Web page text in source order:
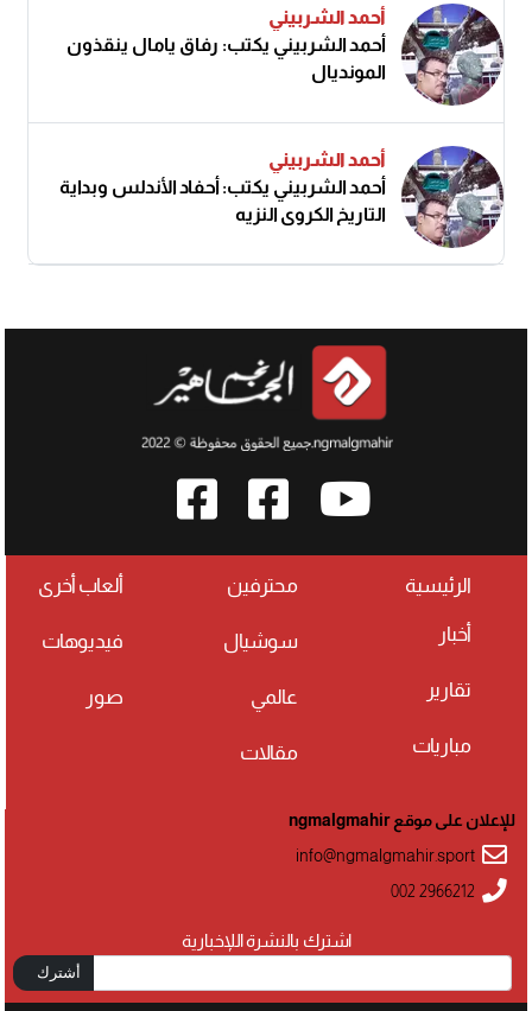
أحمد الشربيني
أحمد الشربيني يكتب: رفاق يامال ينقذون
المونديال
أحمد الشربيني
أحمد الشربيني يكتب: أحفاد الأندلس وبداية
التاريخ الكروي النزيه
الرئيسية
أخبار
تقارير
مباريات
محترفين
سوشيال
عالمي
مقالات
ألعاب أخرى
فيديوهات
صور
اشترك بالنشرة اللإخبارية
أشترك
للإعلان على موقع ngmalgmahir
info@ngmalgmahir.sport
002 2966212